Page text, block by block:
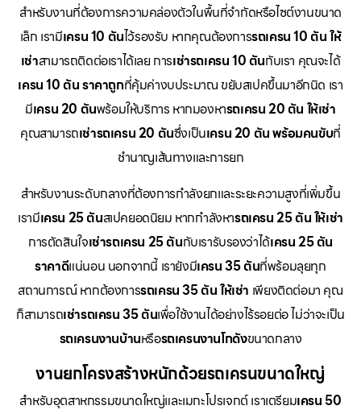
สำหรับงานที่ต้องการความคล่องตัวในพื้นที่จำกัดหรือไซต์งานขนาด
เล็ก เรามีเครน 10 ตันไว้รองรับ หากคุณต้องการรถเครน 10 ตัน ให้
เช่าสามารถติดต่อเราได้เลย การเช่ารถเครน 10 ตันกับเรา คุณจะได้
เครน 10 ตัน ราคาถูกที่คุ้มค่างบประมาณ ขยับสเปคขึ้นมาอีกนิด เรา
มีเครน 20 ตันพร้อมให้บริการ หากมองหารถเครน 20 ตัน ให้เช่า
คุณสามารถเช่ารถเครน 20 ตันซึ่งเป็นเครน 20 ตัน พร้อมคนขับที่
ชำนาญเส้นทางและการยก
สำหรับงานระดับกลางที่ต้องการกำลังยกและระยะความสูงที่เพิ่มขึ้น
เรามีเครน 25 ตันสเปคยอดนิยม หากกำลังหารถเครน 25 ตัน ให้เช่า
การตัดสินใจเช่ารถเครน 25 ตันกับเรารับรองว่าได้เครน 25 ตัน
ราคาดีแน่นอน นอกจากนี้ เรายังมีเครน 35 ตันที่พร้อมลุยทุก
สถานการณ์ หากต้องการรถเครน 35 ตัน ให้เช่า เพียงติดต่อมา คุณ
ก็สามารถเช่ารถเครน 35 ตันเพื่อใช้งานได้อย่างไร้รอยต่อ ไม่ว่าจะเป็น
รถเครนงานบ้านหรือรถเครนงานโกดังขนาดกลาง
งานยกโครงสร้างหนักด้วยรถเครนขนาดใหญ่
สำหรับอุตสาหกรรมขนาดใหญ่และเมกะโปรเจกต์ เราเตรียมเครน 50